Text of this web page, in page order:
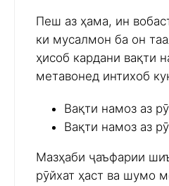
Пеш аз ҳама, ин
ки мусалмон ба он
ҳисоб кардани вақти
метавонед интихоб
Вақти намоз аз
Вақти намоз аз
Мазҳаби ҷаъфарии
рӯйхат ҳаст ва шумо